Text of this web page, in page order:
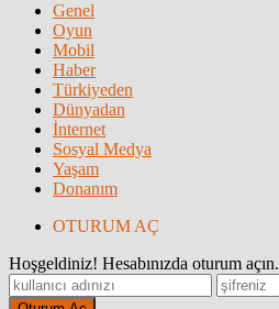
Genel
Oyun
Mobil
Haber
Türkiyeden
Dünyadan
İnternet
Sosyal Medya
Yaşam
Donanım
OTURUM AÇ
Hoşgeldiniz! Hesabınızda oturum açın.